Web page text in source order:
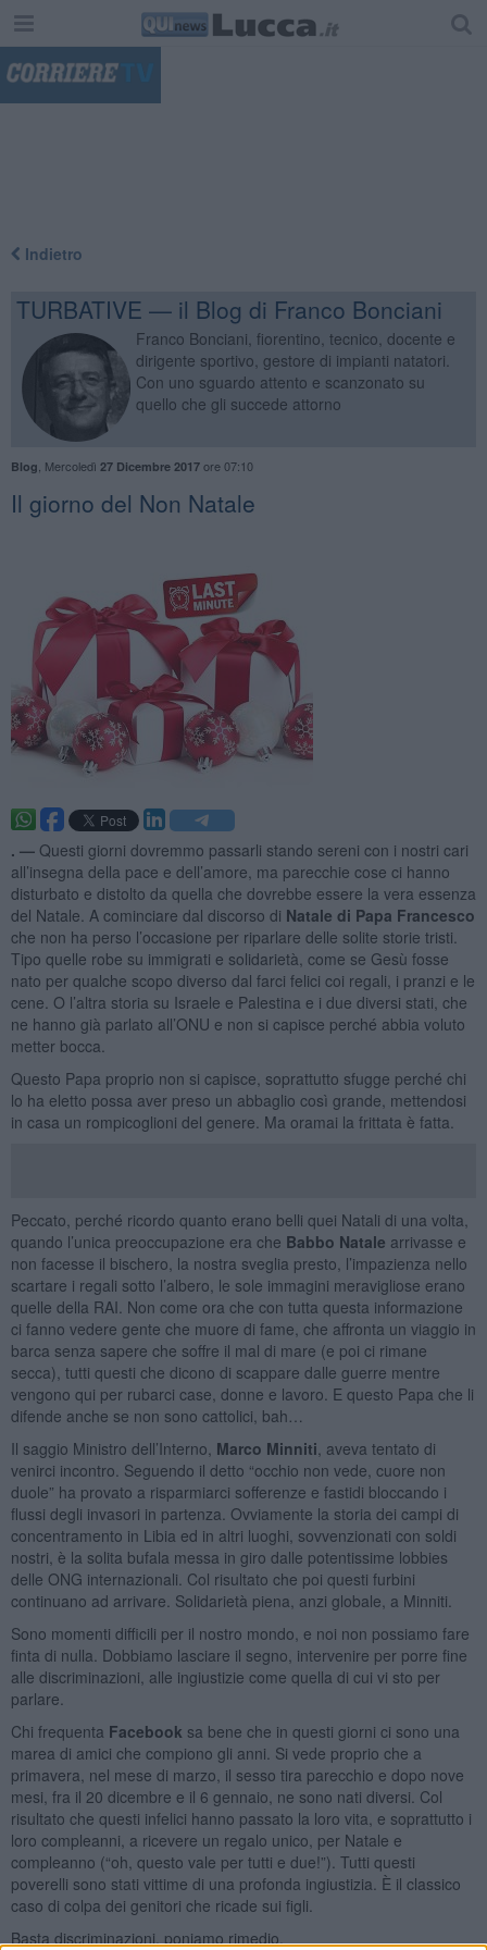
Indietro
TURBATIVE — il Blog di Franco Bonciani
Franco Bonciani, fiorentino, tecnico, docente e
dirigente sportivo, gestore di impianti natatori.
Con uno sguardo attento e scanzonato su
quello che gli succede attorno
Blog Mercoledì 27 Dicembre 2017ore 07:10
Il giorno del Non Natale
. — Questi giorni dovremmo passarli stando sereni con i nostri cari
all’insegna della pace e dell’amore, ma parecchie cose ci hanno
disturbato e distolto da quella che dovrebbe essere la vera essenza
del Natale. A cominciare dal discorso di Natale di Papa Francesco
che non ha perso l’occasione per riparlare delle solite storie tristi.
Tipo quelle robe su immigrati e solidarietà, come se Gesù fosse
nato per qualche scopo diverso dal farci felici coi regali, i pranzi e le
cene. O l’altra storia su Israele e Palestina e i due diversi stati, che
ne hanno già parlato all’ONU e non si capisce perché abbia voluto
metter bocca.
Questo Papa proprio non si capisce, soprattutto sfugge perché chi
lo ha eletto possa aver preso un abbaglio così grande, mettendosi
in casa un rompicoglioni del genere. Ma oramai la frittata è fatta.
Peccato, perché ricordo quanto erano belli quei Natali di una volta,
quando l’unica preoccupazione era che Babbo Natale arrivasse e
non facesse il bischero, la nostra sveglia presto, l’impazienza nello
scartare i regali sotto l’albero, le sole immagini meravigliose erano
quelle della RAI. Non come ora che con tutta questa informazione
ci fanno vedere gente che muore di fame, che affronta un viaggio in
barca senza sapere che soffre il mal di mare (e poi ci rimane
secca), tutti questi che dicono di scappare dalle guerre mentre
vengono qui per rubarci case, donne e lavoro. E questo Papa che li
difende anche se non sono cattolici, bah…
Il saggio Ministro dell’Interno, Marco Minniti , aveva tentato di
venirci incontro. Seguendo il detto “occhio non vede, cuore non
duole” ha provato a risparmiarci sofferenze e fastidi bloccando i
flussi degli invasori in partenza. Ovviamente la storia dei campi di
concentramento in Libia ed in altri luoghi, sovvenzionati con soldi
nostri, è la solita bufala messa in giro dalle potentissime lobbies
delle ONG internazionali. Col risultato che poi questi furbini
continuano ad arrivare. Solidarietà piena, anzi globale, a Minniti.
Sono momenti difficili per il nostro mondo, e noi non possiamo fare
finta di nulla. Dobbiamo lasciare il segno, intervenire per porre fine
alle discriminazioni, alle ingiustizie come quella di cui vi sto per
parlare.
Chi frequenta Facebook sa bene che in questi giorni ci sono una
marea di amici che compiono gli anni. Si vede proprio che a
primavera, nel mese di marzo, il sesso tira parecchio e dopo nove
mesi, fra il 20 dicembre e il 6 gennaio, ne sono nati diversi. Col
risultato che questi infelici hanno passato la loro vita, e soprattutto i
loro compleanni, a ricevere un regalo unico, per Natale e
compleanno (“oh, questo vale per tutti e due!”). Tutti questi
poverelli sono stati vittime di una profonda ingiustizia. È il classico
caso di colpa dei genitori che ricade sui figli.
Basta discriminazioni, poniamo rimedio.